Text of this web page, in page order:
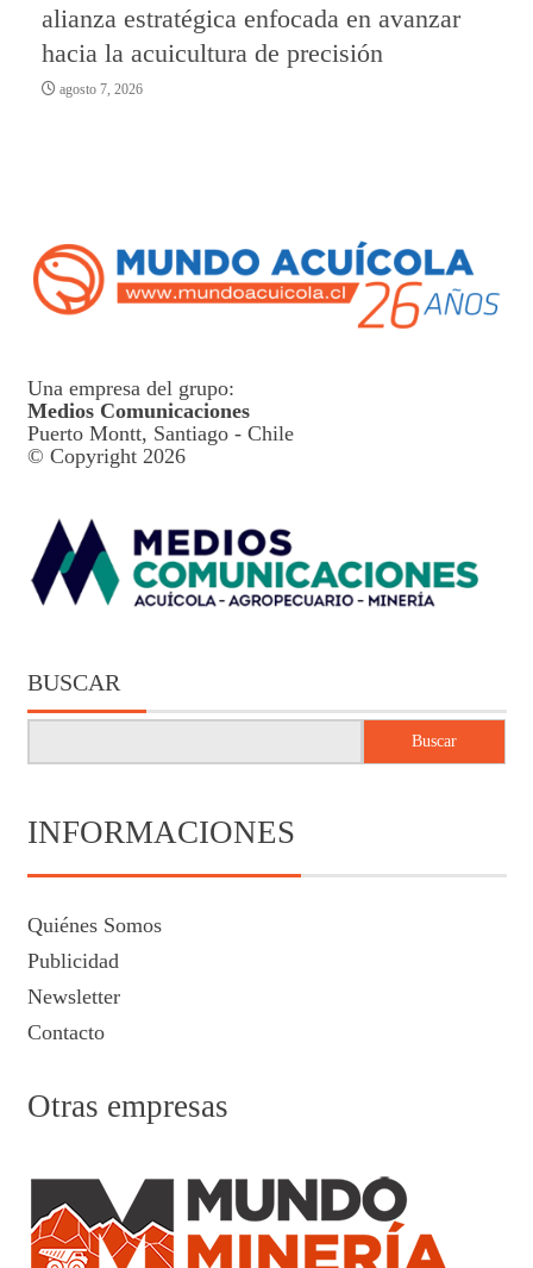
alianza estratégica enfocada en avanzar
hacia la acuicultura de precisión
agosto 7, 2026
Una empresa del grupo:
Medios Comunicaciones
Puerto Montt, Santiago - Chile
© Copyright 2026
BUSCAR
Buscar
INFORMACIONES
Quiénes Somos
Publicidad
Newsletter
Contacto
Otras empresas